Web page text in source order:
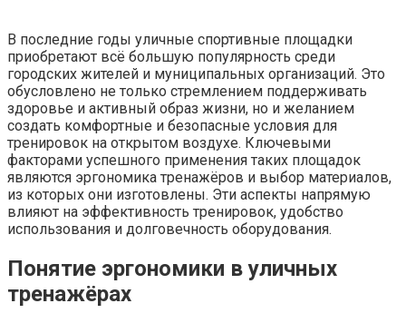
В последние годы уличные спортивные площадки
приобретают всё большую популярность среди
городских жителей и муниципальных организаций. Это
обусловлено не только стремлением поддерживать
здоровье и активный образ жизни, но и желанием
создать комфортные и безопасные условия для
тренировок на открытом воздухе. Ключевыми
факторами успешного применения таких площадок
являются эргономика тренажёров и выбор материалов,
из которых они изготовлены. Эти аспекты напрямую
влияют на эффективность тренировок, удобство
использования и долговечность оборудования.
Понятие эргономики в уличных
тренажёрах